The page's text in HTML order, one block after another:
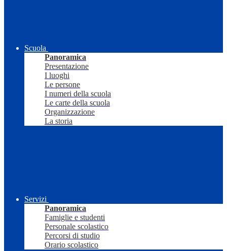
Scuola
Panoramica
Presentazione
I luoghi
Le persone
I numeri della scuola
Le carte della scuola
Organizzazione
La storia
Servizi
Panoramica
Famiglie e studenti
Personale scolastico
Percorsi di studio
Orario scolastico